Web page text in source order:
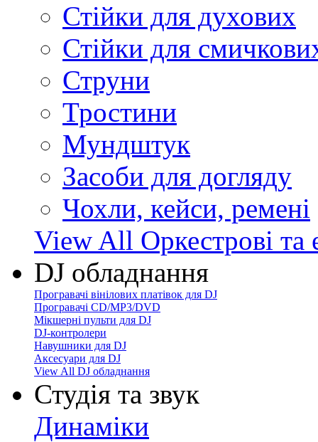
Стійки для духових
Стійки для
Струни
Тростини
Мундштук
Засоби для догляду
Чохли, кейси, ремені
View All Оркестрові та
DJ обладнання
Програвачі вінілових платівок для DJ
Програвачі CD/MP3/DVD
Мікшерні пульти для DJ
DJ-контролери
Навушники для DJ
Аксесуари для DJ
View All DJ обладнання
Студія та звук
Динаміки